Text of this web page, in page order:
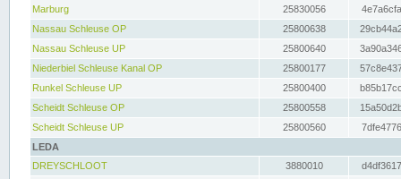
Marburg
25830056
Nassau Schleuse OP
25800638
Nassau Schleuse UP
25800640
Niederbiel Schleuse Kanal OP
25800177
Runkel Schleuse UP
25800400
Scheidt Schleuse OP
25800558
Scheidt Schleuse UP
25800560
LEDA
DREYSCHLOOT
3880010